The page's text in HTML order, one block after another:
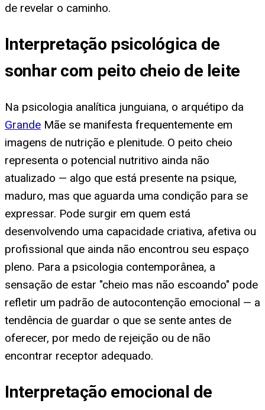
de revelar o caminho.
Interpretação psicológica de
sonhar com peito cheio de leite
Na psicologia analítica junguiana, o arquétipo da
Grande Mãe se manifesta frequentemente em
imagens de nutrição e plenitude. O peito cheio
representa o potencial nutritivo ainda não
atualizado — algo que está presente na psique,
maduro, mas que aguarda uma condição para se
expressar. Pode surgir em quem está
desenvolvendo uma capacidade criativa, afetiva ou
profissional que ainda não encontrou seu espaço
pleno. Para a psicologia contemporânea, a
sensação de estar "cheio mas não escoando" pode
refletir um padrão de autocontenção emocional — a
tendência de guardar o que se sente antes de
oferecer, por medo de rejeição ou de não
encontrar receptor adequado.
Interpretação emocional de